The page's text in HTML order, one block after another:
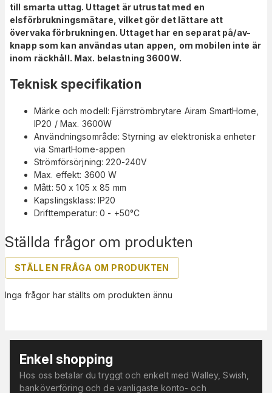
Ställda frågor om produkten
STÄLL EN FRÅGA OM PRODUKTEN
Inga frågor har ställts om produkten ännu
till smarta uttag. Uttaget är utrustat med en
elsförbrukningsmätare, vilket gör det lättare att
övervaka förbrukningen. Uttaget har en separat på/av-
knapp som kan användas utan appen, om mobilen inte är
inom räckhåll. Max. belastning 3600W.
Teknisk specifikation
Märke och modell: Fjärrströmbrytare Airam SmartHome,
IP20 / Max. 3600W
Användningsområde: Styrning av elektroniska enheter
via SmartHome-appen
Strömförsörjning: 220-240V
Max. effekt: 3600 W
Mått: 50 x 105 x 85 mm
Kapslingsklass: IP20
Drifttemperatur: 0 - +50°C
Enkel shopping
Hos oss betalar du tryggt och enkelt med Walley, Swish,
banköverföring och de vanligaste konto- och